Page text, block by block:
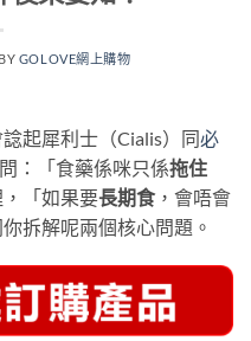
BY GOLOVE網上購物
起犀利士（Cialis）同必
：「食藥係咪只係拖住
，「如果要長期食，會唔會
拆解呢兩個核心問題。